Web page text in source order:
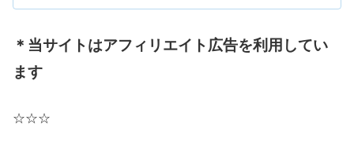
＊当サイトはアフィリエイト広告を利用してい
ます
☆☆☆